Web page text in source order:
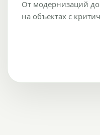
От модернизаций
на объектах с